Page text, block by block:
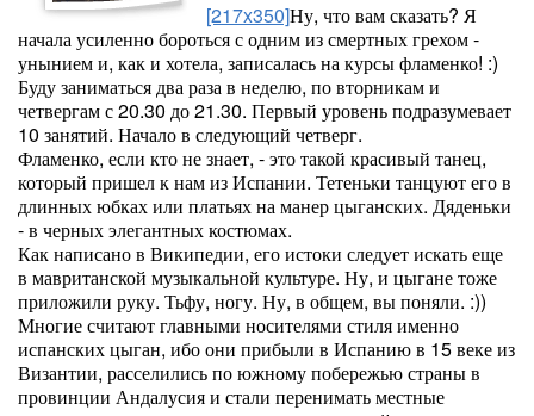
[217x350]Ну, что вам сказать? Я
начала усиленно бороться с одним из смертных грехом -
унынием и, как и хотела, записалась на курсы фламенко! :)
Буду заниматься два раза в неделю, по вторникам и
четвергам с 20.30 до 21.30. Первый уровень подразумевает
10 занятий. Начало в следующий четверг.
Фламенко, если кто не знает, - это такой красивый танец,
который пришел к нам из Испании. Тетеньки танцуют его в
длинных юбках или платьях на манер цыганских. Дяденьки
- в черных элегантных костюмах.
Как написано в Википедии, его истоки следует искать еще
в мавританской музыкальной культуре. Ну, и цыгане тоже
приложили руку. Тьфу, ногу. Ну, в общем, вы поняли. :))
Многие считают главными носителями стиля именно
испанских цыган, ибо они прибыли в Испанию в 15 веке из
Византии, расселились по южному побережью страны в
провинции Андалусия и стали перенимать местные